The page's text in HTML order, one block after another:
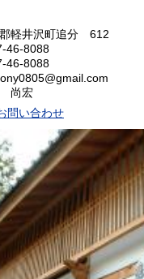
600円
600円 愛媛県
600円
600円 長崎県
600円 大分県
600円 鹿児島県
600円
郡軽井沢町追分 612
46-8088
46-8088
尚宏
問い合わせ